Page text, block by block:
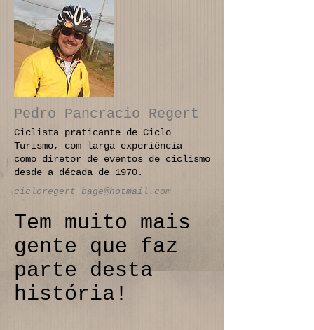
Pedro Pancracio Regert
Ciclista praticante de Ciclo
Turismo, com larga experiência
como diretor de eventos de ciclismo
desde a década de 1970.
cicloregert_bage@hotmail.com
Tem muito mais
gente que faz
parte desta
história!